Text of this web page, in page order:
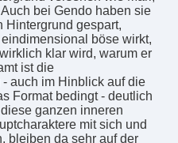
bei Gendo haben sie
Hintergrund gespart,
böse wirkt,
klar wird, warum er
ist die
auch im Hinblick auf die
Format bedingt - deutlich
ganzen inneren
mit sich und
bleiben da sehr auf der